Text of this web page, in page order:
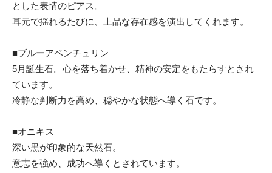
とした表情のピアス。
耳元で揺れるたびに、上品な存在感を演出してくれます。
■ブルーアベンチュリン
5月誕生石。心を落ち着かせ、精神の安定をもたらすとされ
ています。
冷静な判断力を高め、穏やかな状態へ導く石です。
■オニキス
深い黒が印象的な天然石。
意志を強め、成功へ導くとされています。